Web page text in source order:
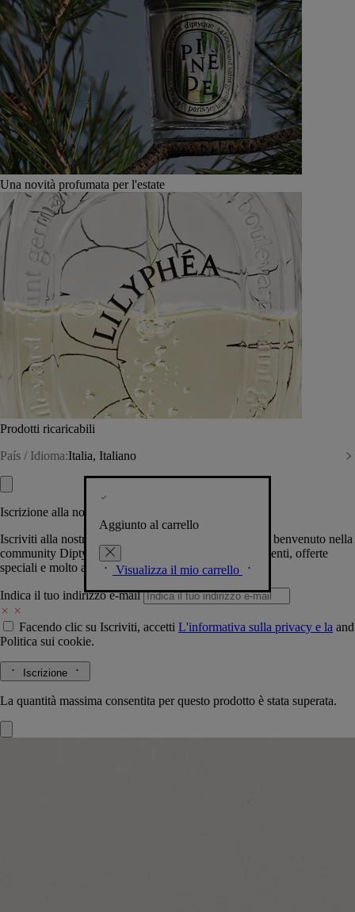
Una novità profumata per l'estate
Prodotti ricaricabili
País / Idioma:Italia, Italiano
Aggiunto al carrello
Visualizza il mio carrello
Iscrizione alla nostra Newsletter
Iscriviti alla nostra newsletter per permetterci di darti il benvenuto nella
community Diptyque e tenerti al corrente su novità, eventi, offerte
speciali e molto altro.
Indica il tuo indirizzo e-mail
Facendo clic su Iscriviti, accetti L'informativa sulla privacy e la and
Politica sui cookie.
Iscrizione
La quantità massima consentita per questo prodotto è stata superata.